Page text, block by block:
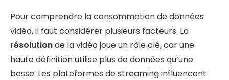
Pour comprendre la consommation de données
vidéo, il faut considérer plusieurs facteurs. La
résolutionde la vidéo joue un rôle clé, car une
haute définition utilise plus de données qu’une
basse. Les plateformes de streaming influencent